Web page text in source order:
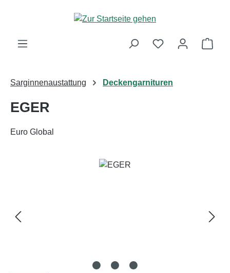
Zum Hauptinhalt springen
Sarginnenaustattung Deckengarnituren
EGER
Euro Global
Bildergalerie überspringen